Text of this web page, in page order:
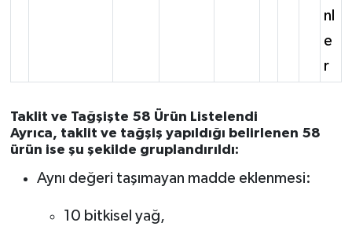
nl
e
r
Taklit ve Tağşişte 58 Ürün Listelendi
Ayrıca, taklit ve tağşiş yapıldığı belirlenen 58
ürün ise şu şekilde gruplandırıldı:
Aynı değeri taşımayan madde eklenmesi:
10 bitkisel yağ,